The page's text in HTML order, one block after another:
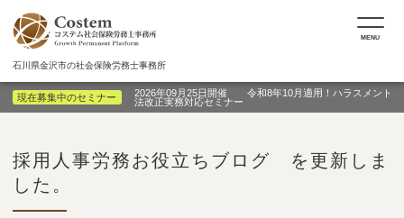
石川県金沢市の社会保険労務士事務所
MENU
現在募集中のセミナー
2026年09月25日開催 令和8年10月適用！ハラスメント
法改正実務対応セミナー
採用人事労務お役立ちブログ を更新しま
した。